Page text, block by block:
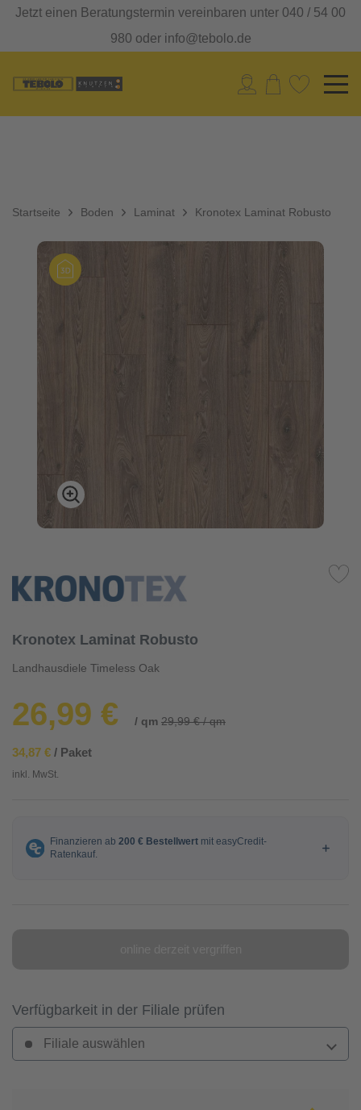
Jetzt einen Beratungstermin vereinbaren unter 040 / 54 00
980 oder info@tebolo.de
Startseite Boden Laminat Kronotex Laminat Robusto
Kronotex Laminat Robusto
Landhausdiele Timeless Oak
26,99 € / qm 29,99 € / qm
34,87 € / Paket
inkl. MwSt.
Verfügbarkeit in der Filiale prüfen
Filiale auswählen